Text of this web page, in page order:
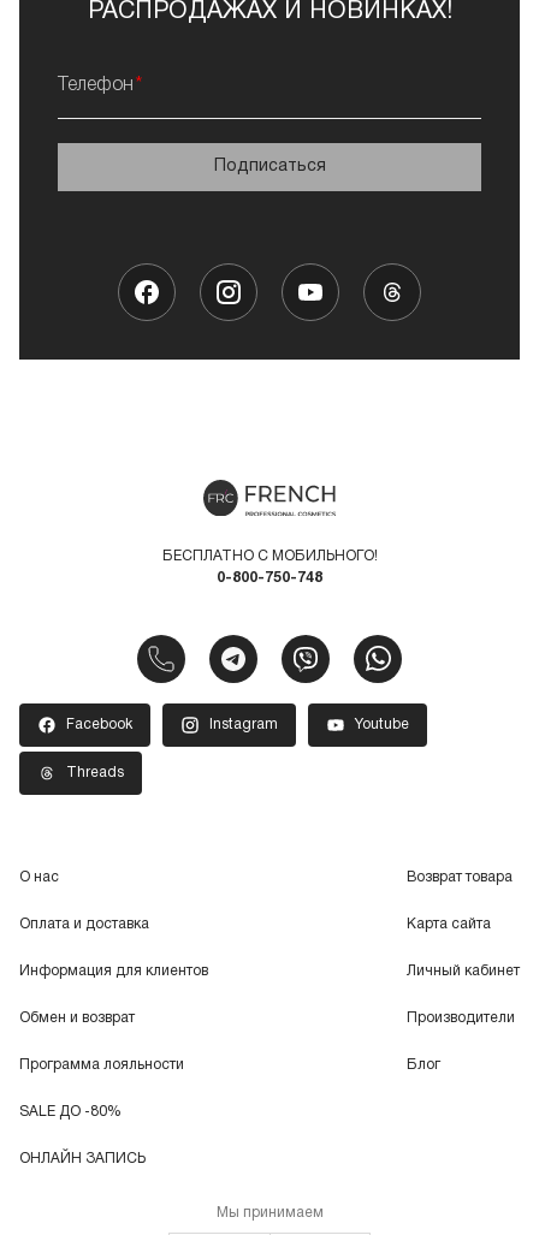
РАСПРОДАЖАХ И НОВИНКАХ!
Телефон
Подписаться
БЕСПЛАТНО С МОБИЛЬНОГО!
0-800-750-748
Facebook Instagram Youtube
Threads
О нас
Оплата и доставка
Информация для клиентов
Обмен и возврат
Программа лояльности
SALE ДО -80%
ОНЛАЙН ЗАПИСЬ
Возврат товара
Карта сайта
Личный кабинет
Производители
Блог
Мы принимаем